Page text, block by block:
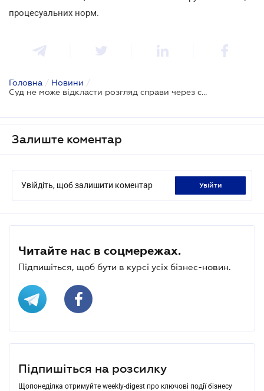
процесуальних норм.
Головна / Новини /
Суд не може відкласти розгляд справи через сплату судового збору не особисто позивачем
Залиште коментар
Увійдіть, щоб залишити коментар увійти
Читайте нас в соцмережах.
Підпишіться, щоб бути в курсі усіх бізнес-новин.
Підпишіться на розсилку
Щопонеділка отримуйте weekly-digest про ключові події бізнесу